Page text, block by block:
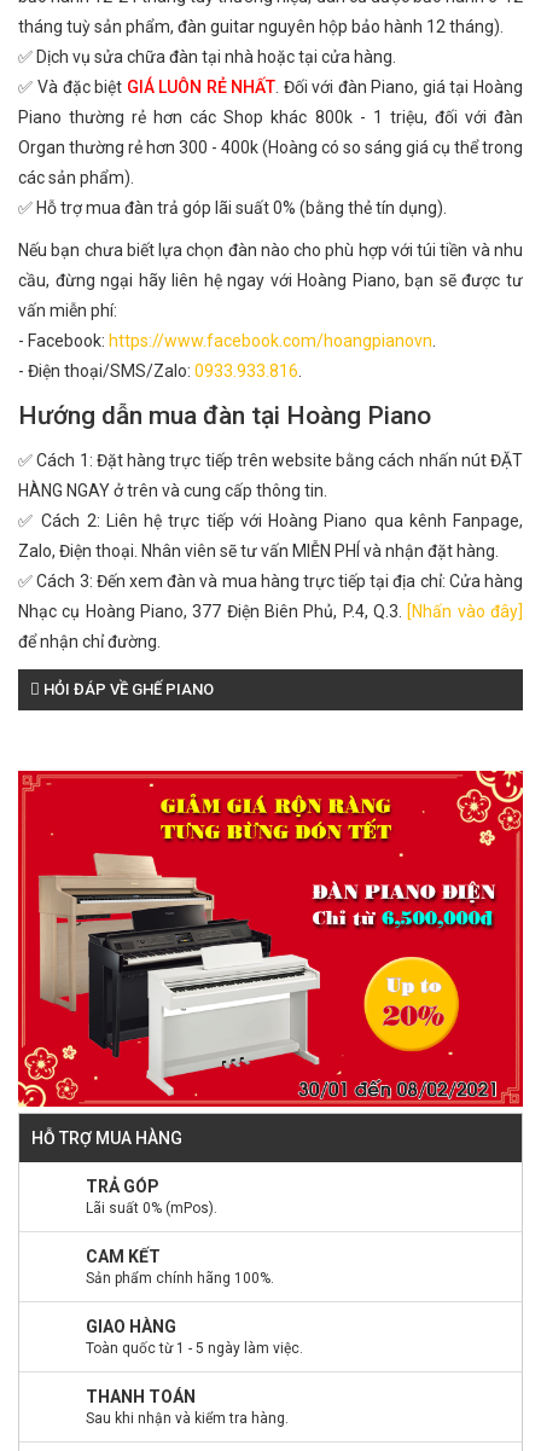
tháng tuỳ sản phẩm, đàn guitar nguyên hộp bảo hành 12 tháng).
✅ Dịch vụ sửa chữa đàn tại nhà hoặc tại cửa hàng.
✅ Và đặc biệt GIÁ LUÔN RẺ NHẤT . Đối với đàn Piano, giá tại Hoàng
Piano thường rẻ hơn các Shop khác 800k - 1 triệu, đối với đàn
Organ thường rẻ hơn 300 - 400k (Hoàng có so sáng giá cụ thể trong
các sản phẩm).
✅ Hỗ trợ mua đàn trả góp lãi suất 0% (bằng thẻ tín dụng).
Nếu bạn chưa biết lựa chọn đàn nào cho phù hợp với túi tiền và nhu
cầu, đừng ngại hãy liên hệ ngay với Hoàng Piano, bạn sẽ được tư
vấn miễn phí:
- Facebook: https://www.facebook.com/hoangpianovn
- Điện thoại/SMS/Zalo: 0933.933.816
Hướng dẫn mua đàn tại Hoàng Piano
✅ Cách 1: Đặt hàng trực tiếp trên website bằng cách nhấn nút ĐẶT
HÀNG NGAY ở trên và cung cấp thông tin.
✅ Cách 2: Liên hệ trực tiếp với Hoàng Piano qua kênh Fanpage,
Zalo, Điện thoại. Nhân viên sẽ tư vấn MIỄN PHÍ và nhận đặt hàng.
✅ Cách 3: Đến xem đàn và mua hàng trực tiếp tại địa chỉ: Cửa hàng
Nhạc cụ Hoàng Piano, 377 Điện Biên Phủ, P.4, Q.3.
[Nhấn vào đây]
để nhận chỉ đường.
HỎI ĐÁP VỀ GHẾ PIANO
HỖ TRỢ MUA HÀNG
TRẢ GÓP
Lãi suất 0% (mPos).
CAM KẾT
Sản phẩm chính hãng 100%.
GIAO HÀNG
Toàn quốc từ 1 - 5 ngày làm việc.
THANH TOÁN
Sau khi nhận và kiểm tra hàng.